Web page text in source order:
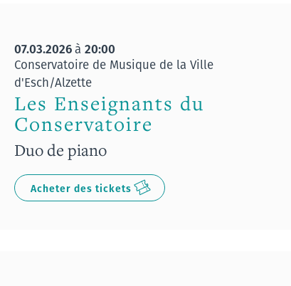
07.03.2026à 20:00
Conservatoire de Musique de la Ville
d'Esch/Alzette
Les Enseignants du
Conservatoire
Duo de piano
Acheter des tickets